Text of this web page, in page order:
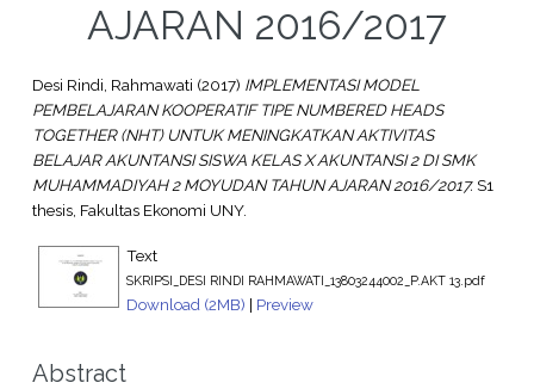
AJARAN 2016/2017
Desi Rindi, Rahmawati (2017) IMPLEMENTASI MODEL
PEMBELAJARAN KOOPERATIF TIPE NUMBERED HEADS
TOGETHER (NHT) UNTUK MENINGKATKAN AKTIVITAS
BELAJAR AKUNTANSI SISWA KELAS X AKUNTANSI 2 DI SMK
MUHAMMADIYAH 2 MOYUDAN TAHUN AJARAN 2016/2017.S1
thesis, Fakultas Ekonomi UNY.
Text
SKRIPSI_DESI RINDI RAHMAWATI_13803244002_P.AKT 13.pdf
Download (2MB) | Preview
Abstract